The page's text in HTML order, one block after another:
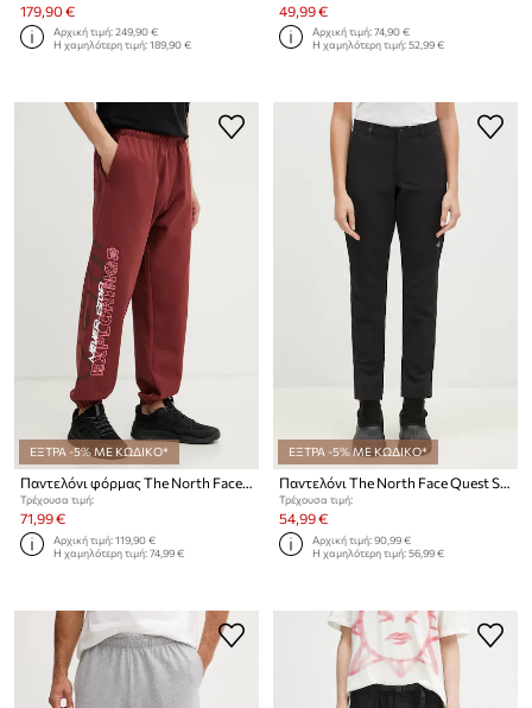
179,90 €
Αρχική τιμή:249,90 €
Η χαμηλότερη τιμή:189,90 €
49,99 €
Αρχική τιμή:74,90 €
Η χαμηλότερη τιμή:52,99 €
ΕΞΤΡΑ -5% ΜΕ ΚΩΔΙΚΟ*
Παντελόνι φόρμας The North Face TNF X NSE
Τρέχουσα τιμή:
71,99 €
Αρχική τιμή:119,90 €
Η χαμηλότερη τιμή:74,99 €
ΕΞΤΡΑ -5% ΜΕ ΚΩΔΙΚΟ*
Παντελόνι The North Face Quest Softshell Pant
Τρέχουσα τιμή:
54,99 €
Αρχική τιμή:90,99 €
Η χαμηλότερη τιμή:56,99 €